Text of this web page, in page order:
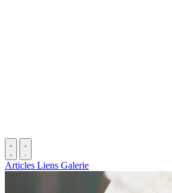
Articles Liens Galerie